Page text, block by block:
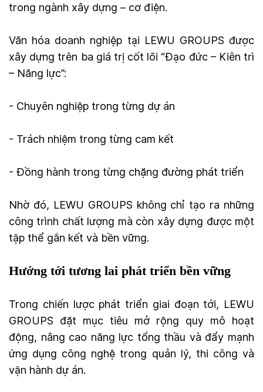
trong ngành xây dựng – cơ điện.
Văn hóa doanh nghiệp tại LEWU GROUPS được
xây dựng trên ba giá trị cốt lõi “Đạo đức – Kiên trì
– Năng lực”:
- Chuyên nghiệp trong từng dự án
- Trách nhiệm trong từng cam kết
- Đồng hành trong từng chặng đường phát triển
Nhờ đó, LEWU GROUPS không chỉ tạo ra những
công trình chất lượng mà còn xây dựng được một
tập thể gắn kết và bền vững.
Hướng tới tương lai phát triển bền vững
Trong chiến lược phát triển giai đoạn tới, LEWU
GROUPS đặt mục tiêu mở rộng quy mô hoạt
động, nâng cao năng lực tổng thầu và đẩy mạnh
ứng dụng công nghệ trong quản lý, thi công và
vận hành dự án.